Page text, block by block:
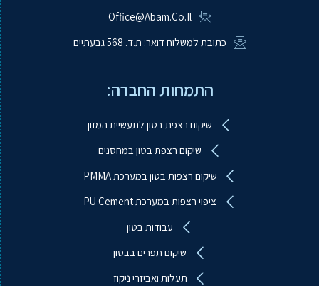
Office@abam.co.il
כתובת למשלוח דואר: ת.ד. 568 גבעתיים
התמחות החברה:
שיקום רצפת בטון לתעשיית המזון
שיקום רצפת בטון במחסנים
שיקום רצפות בטון במערכת PMMA
ציפוי רצפות במערכת PU Cement
עבודות בטון
שיקום תפרים בבטון
תעלות ואביזרי ניקוז
ע.ב.מ עבודות ביטון מיוחדות